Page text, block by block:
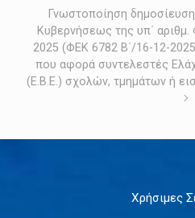
Γνωστοποίηση
Κυβερνήσεως της υπ΄
2025 (ΦΕΚ 6782 Β΄/16-12-
που αφορά συντελεστές
(Ε.Β.Ε.) σχολών, τμημάτων ή
Χρήσιμες